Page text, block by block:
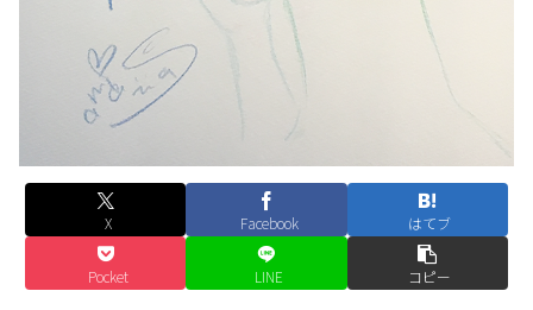
X Facebook はてブ
Pocket LINE コピー